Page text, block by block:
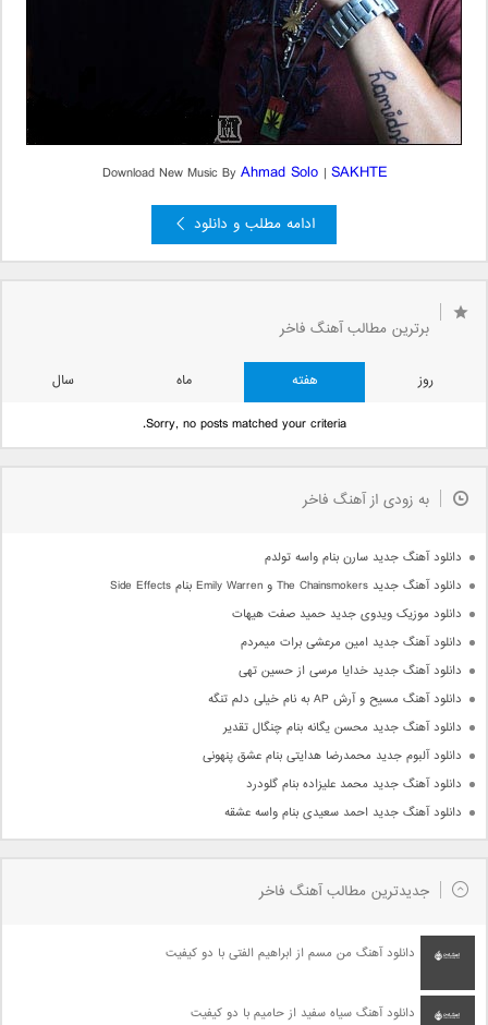
Download New Music ByAhmad Solo | SAKHTE
ادامه مطلب و دانلود
برترین مطالب آهنگ فاخر
روز هفته ماه
سال
Sorry, no posts matched your criteria.
به زودی از آهنگ فاخر
دانلود آهنگ جدید سارن بنام واسه تولدم
دانلود آهنگ جدید The Chainsmokers و Emily Warren بنام Side Effects
دانلود موزیک ویدوی جدید حمید صفت هیهات
دانلود آهنگ جدید امین مرعشی برات میمردم
دانلود آهنگ جدید خدایا مرسی از حسین تهی
دانلود آهنگ مسیح و آرش AP به نام خیلی دلم تنگه
دانلود آهنگ جدید محسن یگانه بنام چنگال تقدیر
دانلود آلبوم جدید محمدرضا هدایتی بنام عشق پنهونی
دانلود آهنگ جدید محمد علیزاده بنام گلودرد
دانلود آهنگ جدید احمد سعیدی بنام واسه عشقه
جدیدترین مطالب آهنگ فاخر
دانلود آهنگ من مسم از ابراهیم الفتی با دو کیفیت
دانلود آهنگ سیاه سفید از حامیم با دو کیفیت